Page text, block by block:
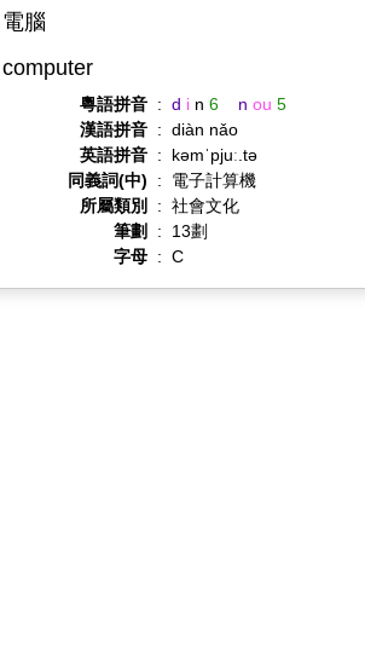
電腦
computer
粵語拼音 : d i n 6 n ou 5
漢語拼音 : diàn nǎo
英語拼音 :
kəmˈpjuː.tə
同義詞(中)
:
電子計算機
所屬類別
: 社會文化
筆劃
:
13劃
字母 : C